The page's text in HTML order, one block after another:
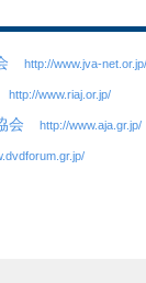
http://www.jva-net.or.jp/
http://www.riaj.or.jp/
会 http://www.aja.gr.jp/